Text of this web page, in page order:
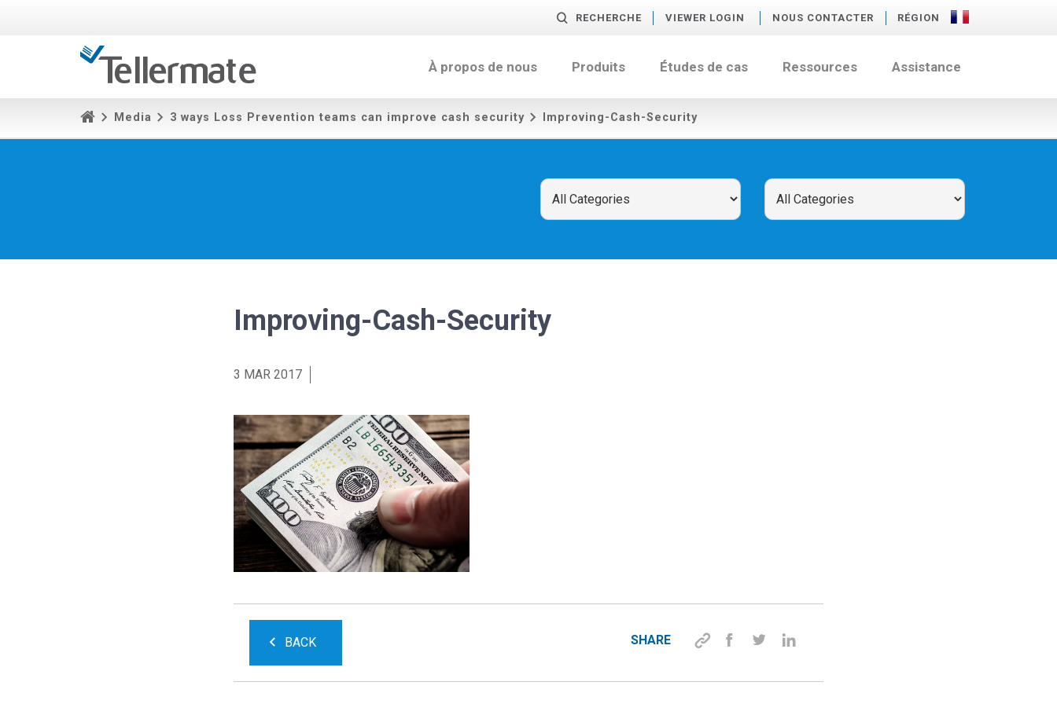
RECHERCHE VIEWER LOGIN NOUS CONTACTER RÉGION
À propos de nous Produits Études de cas Ressources Assistance
Media 3 ways Loss Prevention teams can improve cash security Improving-Cash-Security
Improving-Cash-Security
3 MAR 2017
BACK SHARE